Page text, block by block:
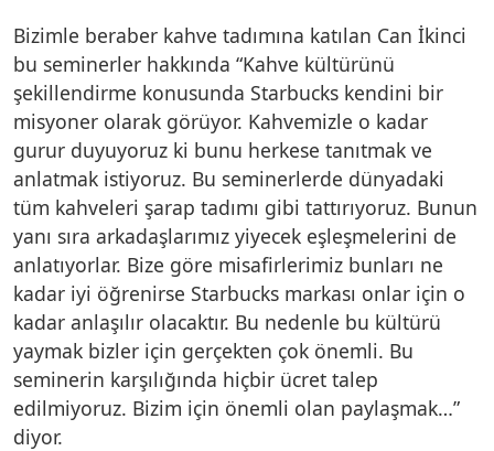
Bizimle beraber kahve tadımına katılan Can İkinci
bu seminerler hakkında “Kahve kültürünü
şekillendirme konusunda Starbucks kendini bir
misyoner olarak görüyor. Kahvemizle o kadar
gurur duyuyoruz ki bunu herkese tanıtmak ve
anlatmak istiyoruz. Bu seminerlerde dünyadaki
tüm kahveleri şarap tadımı gibi tattırıyoruz. Bunun
yanı sıra arkadaşlarımız yiyecek eşleşmelerini de
anlatıyorlar. Bize göre misafirlerimiz bunları ne
kadar iyi öğrenirse Starbucks markası onlar için o
kadar anlaşılır olacaktır. Bu nedenle bu kültürü
yaymak bizler için gerçekten çok önemli. Bu
seminerin karşılığında hiçbir ücret talep
edilmiyoruz. Bizim için önemli olan paylaşmak…”
diyor.